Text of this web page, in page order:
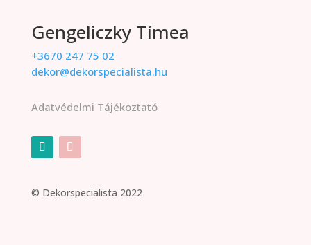
Gengeliczky Tímea
+3670 247 75 02
dekor@dekorspecialista.hu
Adatvédelmi Tájékoztató
© Dekorspecialista 2022